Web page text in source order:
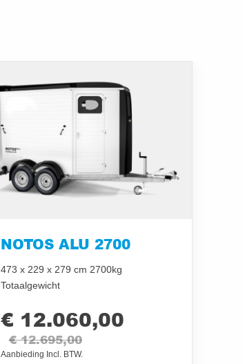
NOTOS ALU 2700
473 x 229 x 279 cm 2700kg
Totaalgewicht
€ 12.060,00
€ 12.695,00
Aanbieding Incl. BTW.